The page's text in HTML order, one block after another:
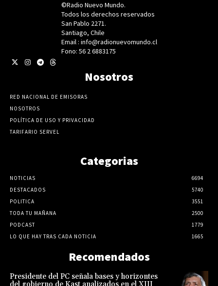
©Radio Nuevo Mundo.
Todos los derechos reservados
San Pablo 2271.
Santiago, Chile
Email : info@radionuevomundo.cl
Fono: 56 2 6883175
Nosotros
RED NACIONAL DE EMISORAS
NOSOTROS
POLÍTICA DE USO Y PRIVACIDAD
TARIFARIO SERVEL
Categorias
NOTICIAS
6694
DESTACADOS
5740
POLITICA
3551
TODA TU MAÑANA
2500
PODCAST
1779
LO QUE HAY TRAS CADA NOTICIA
1665
Recomendados
Presidente del PC señala bases y horizontes